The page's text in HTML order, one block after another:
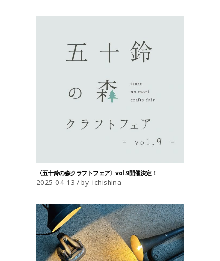
〈五十鈴の森クラフトフェア〉vol.9開催決定！
2025-04-13 by ichishina